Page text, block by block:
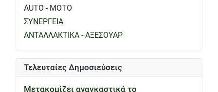
AUTO - MOTO
ΣΥΝΕΡΓΕΙΑ
ΑΝΤΑΛΛΑΚΤΙΚΑ - ΑΞΕΣΟΥΑΡ
Τελευταίες Δημοσιεύσεις
Μετακομίζει αναγκαστικά το